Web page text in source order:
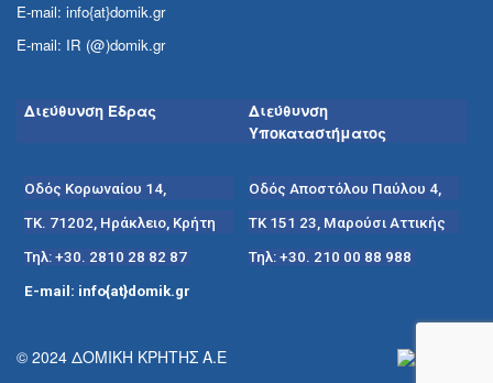
E-mail: info{at}domik.gr
E-mail: IR (@)domik.gr
Διεύθυνση Έδρας
Διεύθυνση
Υποκαταστήματος
Οδός Κορωναίου 14,
ΤΚ. 71202, Ηράκλειο, Κρήτη
Τηλ: +30. 2810 28 82 87
Οδός Αποστόλου Παύλου 4,
ΤΚ 151 23, Μαρούσι Αττικής
Τηλ: +30. 210 00 88 988
E-mail: info{at}domik.gr
© 2024 ΔΟΜΙΚΗ ΚΡΗΤΗΣ Α.Ε